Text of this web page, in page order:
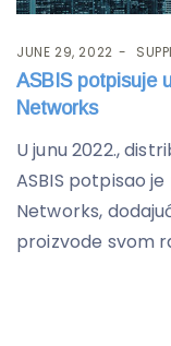
JUNE 29, 2022
ASBIS potpisuje
Networks
U junu 2022.,
ASBIS potpisao
Networks,
proizvode svom